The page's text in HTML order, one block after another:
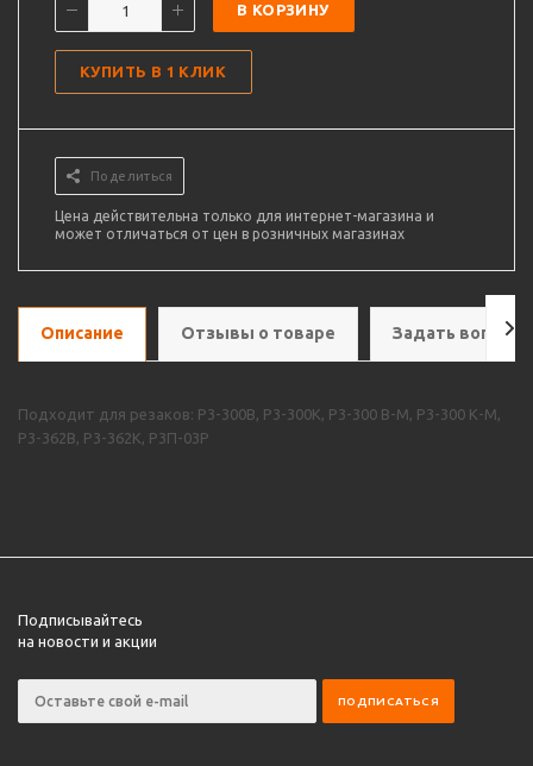
В КОРЗИНУ
КУПИТЬ В 1 КЛИК
Поделиться
Цена действительна только для интернет-магазина и
может отличаться от цен в розничных магазинах
Описание Отзывы о товаре Задать вопрос
Подходит для резаков: Р3-300В, Р3-300К, Р3-300 В-М, Р3-300 К-М,
Р3-362В, Р3-362К, Р3П-03Р
Подписывайтесь
на новости и акции